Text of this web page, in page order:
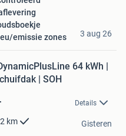
emissie zones
3 aug 26
64 kWh |
| SOH
Details
km Gisteren